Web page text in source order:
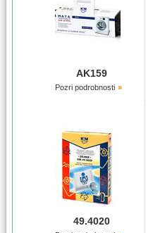
AK159
Pozri podrobnosti
49.4020